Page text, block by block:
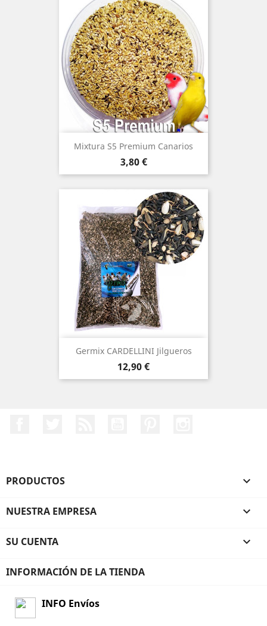
Mixtura S5 Premium Canarios
Precio
3,80 €
Germix CARDELLINI Jilgueros
Precio
12,90 €
PRODUCTOS 
NUESTRA EMPRESA 
SU CUENTA 
INFORMACIÓN DE LA TIENDA
INFO Envíos